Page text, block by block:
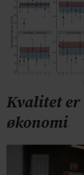
Kvalitet
økonomi